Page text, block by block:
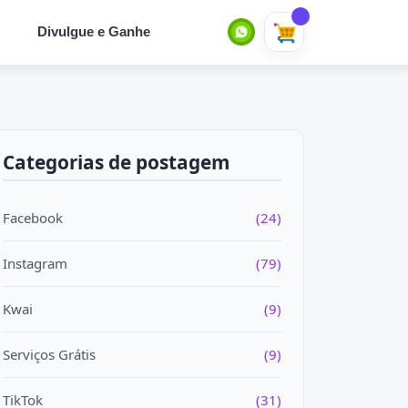
Divulgue e Ganhe
Categorias de postagem
Facebook (24)
Instagram (79)
Kwai (9)
Serviços Grátis (9)
TikTok (31)